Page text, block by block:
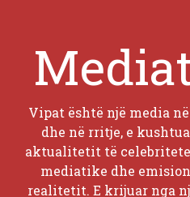
Vipat është një media
dhe në rritje, e
aktualitetit të
mediatike dhe
realitetit. E krijuar nga